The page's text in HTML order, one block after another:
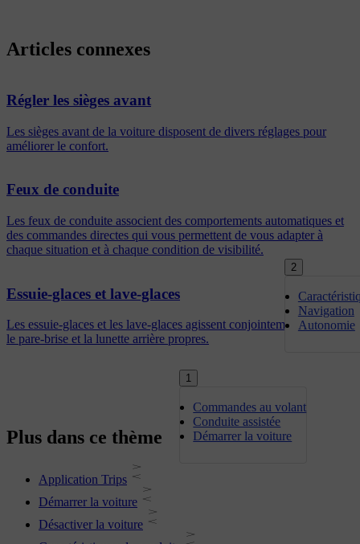
1
Commandes au volant
Conduite assistée
Démarrer la voiture
2
Navigation
Autonomie
Articles connexes
Régler les sièges avant
Les sièges avant de la voiture disposent de divers réglages pour
améliorer le confort.
Feux de conduite
Les feux de conduite associent des comportements automatiques et
des commandes directes qui vous permettent de vous adapter à
chaque situation et à chaque condition de visibilité.
Essuie-glaces et lave-glaces
Les essuie-glaces et les lave-glaces agissent conjointement pour tenir
le pare-brise et la lunette arrière propres.
Plus dans ce thème
Application Trips
Démarrer la voiture
Désactiver la voiture